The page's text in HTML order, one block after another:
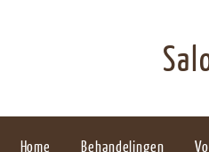
Home Behandelingen